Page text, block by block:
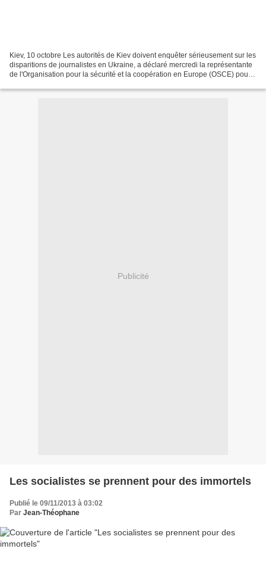
Kiev, 10 octobre Les autorités de Kiev doivent enquêter sérieusement sur les
disparitions de journalistes en Ukraine, a déclaré mercredi la représentante
de l'Organisation pour la sécurité et la coopération en Europe (OSCE) pour
Publicité
Les socialistes se prennent pour des immortels
Publié le 09/11/2013 à 03:02
Par Jean-Théophane